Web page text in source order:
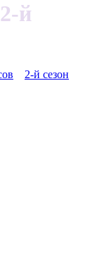
2-й
2-й сезон